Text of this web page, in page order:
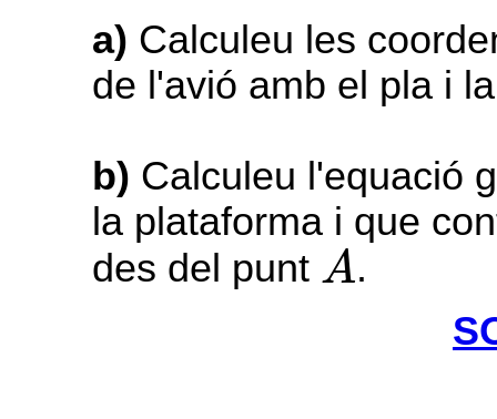
a) Calculeu les
de l'avió amb el pla i
b) Calculeu l'equació
la plataforma i que
des del punt A
A .